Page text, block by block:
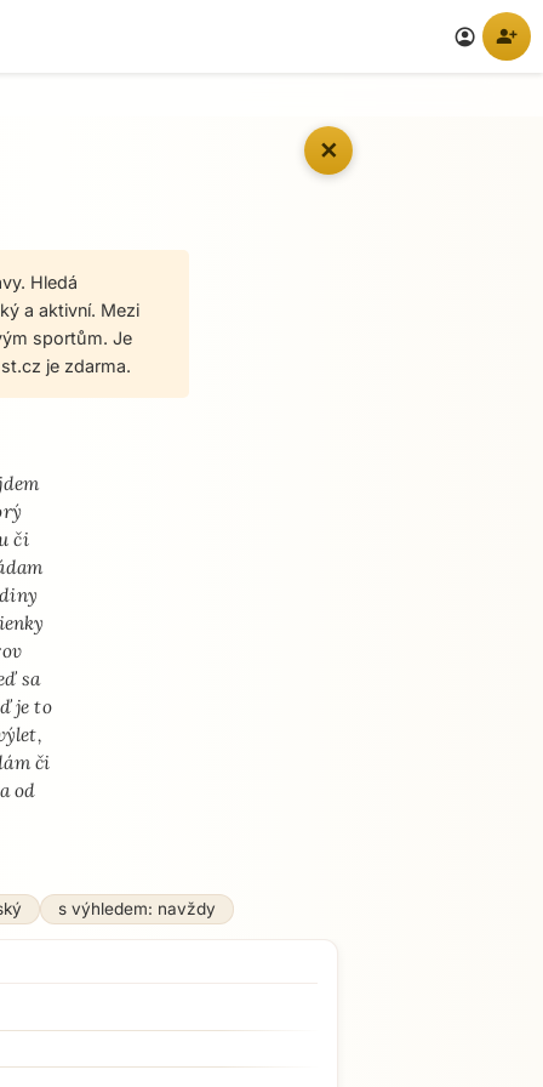
account_circle person_add
✕
Hledá
a aktivní. Mezi
sportům. Je
je zdarma.
či
sa
je to
či
od
s výhledem: navždy